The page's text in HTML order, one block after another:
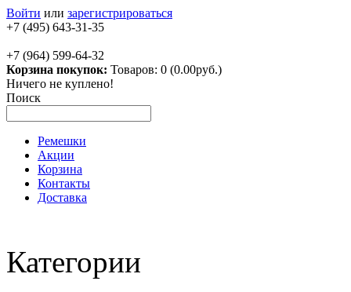
Войти или зарегистрироваться
+7 (495) 643-31-35
+7 (964) 599-64-32
Корзина покупок: Товаров: 0 (0.00руб.)
Ничего не куплено!
Поиск
Ремешки
Акции
Корзина
Контакты
Доставка
Категории